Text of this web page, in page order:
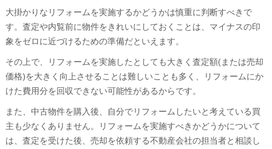
大掛かりなリフォームを実施するかどうかは慎重に判断すべきで
す。査定や内覧前に物件をきれいにしておくことは、マイナスの印
象をゼロに近づけるための準備だといえます。
その上で、リフォームを実施したとしても大きく査定額(または売却
価格)を大きく向上させることは難しいことも多く、リフォームにか
けた費用分を回収できない可能性があるからです。
また、中古物件を購入後、自分でリフォームしたいと考えている買
主も少なくありません。リフォームを実施すべきかどうかについて
は、査定を受けた後、売却を依頼する不動産会社の担当者と相談し